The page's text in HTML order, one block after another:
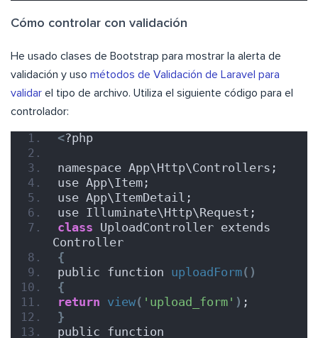
Cómo controlar con validación
He usado clases de Bootstrap para mostrar la alerta de
validación y uso métodos de Validación de Laravel para
validar el tipo de archivo. Utiliza el siguiente código para el
controlador:
<?php
namespace App\Http\Controllers;
use App\Item;
use App\ItemDetail;
use Illuminate\Http\Request;
class UploadController extends
Controller
{
public function uploadForm()
{
return view( 'upload_form' ) ;
}